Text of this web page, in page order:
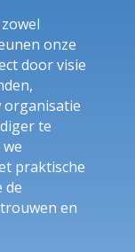
onze
door visie
organisatie
te
praktische
de
en